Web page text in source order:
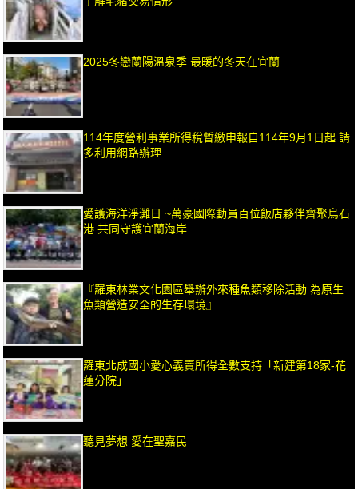
2025冬戀蘭陽溫泉季 最暖的冬天在宜蘭
114年度營利事業所得稅暫繳申報自114年9月1日起 請
多利用網路辦理
愛護海洋淨灘日 ~萬豪國際動員百位飯店夥伴齊聚烏石
港 共同守護宜蘭海岸
『羅東林業文化園區舉辦外來種魚類移除活動 為原生
魚類營造安全的生存環境』
羅東北成國小愛心義賣所得全數支持「新建第18家-花
蓮分院」
聽見夢想 愛在聖嘉民